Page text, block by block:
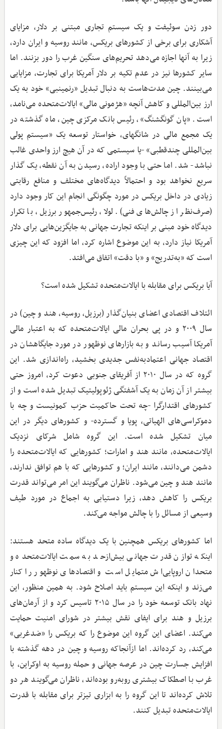
دور زدن سوئیفت و یک سیستم تجاری مبتنی بر دلار، مزایای
آشکاری برای برخی از کشورهای بریکس، مانند روسیه و ایران دارد،
زیرا به آنها اجازه می‌دهد تحریم‌های سنگین غرب را دور بزنند. اما
سایر کشورها نیز در عدم تکیه بر دلار آمریکا برای تجارت، مزایایی
می‌بینند. چین مدت‌هاست به دنبال تبدیل «رنمینبی» خود به یک
ارز بین‌المللی و کاهش آنچه «هژمونی مالی» ایالات‌متحده می‌نامد،
است. «پان گونگشنگ»، رئیس بانک مرکزی چین، ماه گذشته در
یک مجمع مالی در شانگهای، خواستار توسعه یک «سیستم پولی
بین‌المللی چندقطبی» -یا سیستمی که در آن هیچ ارز واحدی غالب
نباشد- شد. اما حتی با وجود اراده، رسیدن به آن نقطه، یک گذار
سریع نخواهد بود و احتمالاً دیدگاه‌های مختلف و منافع رقابتی
زیادی در داخل بریکس در مورد چگونگی انجام این کار وجود دارد
(صرف‌نظر از چالش‌های فنی). لولا، رئیس‌جمهور برزیل، با تکرار
دیدگاه خود مبنی بر اینکه تجارت جهانی به جایگزین‌هایی برای دلار
آمریکا نیاز دارد، به این موضوع اشاره کرد، اما افزود که این چیزی
است که «به‌تدریج» و «با دقت» اتفاق می‌افتد.
آیا بریکس برای مقابله با ایالات‌متحده تشکیل شده است؟
ائتلاف اقتصادی اعضای بنیان‌گذار (برزیل، روسیه، هند و چین) در
سال ۲۰۰۹ و در پی بحران مالی ایالات‌متحده که به اعتبار مالی
آمریکا آسیب رساند و به بازارهای نوظهور در مورد جایگاهشان در
اقتصاد جهانی اعتمادبه‌نفس جدیدی بخشید، راه‌اندازی شد. این
گروه که در سال ۲۰۱۰ از آفریقای جنوبی دعوت کرد، امروز حتی
بیشتر از آن زمان به یک آشفتگی ژئوپولیتیک تبدیل شده است و از
کشورهای اقتدارگرا -چه تحت حاکمیت حزب کمونیست و چه با
دموکراسی‌های الهیاتی، پویا و گسترده- و کشورهای دیگر در این
میان تشکیل شده است. این گروه شامل شرکای نزدیک
ایالات‌متحده، مانند هند و امارات؛ کشورهایی که ایالات‌متحده را
دشمن می‌دانند، مانند ایران؛ و کشورهایی که با هم توافق ندارند،
مانند هند و چین می‌شود. ناظران می‌گویند این امر می‌تواند قدرت
بریکس را کاهش دهد، زیرا دستیابی به اجماع در مورد طیف
وسیعی از مسائل را با چالش مواجه می‌کند.
اما کشورهای بریکس همچنین با یک دیدگاه ساده متحد هستند:
اینکه توازن قدرت جهانی بیش‌ازحد به سمت ایالات‌متحده و
متحدان اروپایی‌اش متمایل است و اقتصادهای نوظهور را کنار
می‌زند و اینکه این سیستم باید اصلاح شود. به همین منظور، این
نهاد بانک توسعه خود را در سال ۲۰۱۵ تاسیس کرد و از آرمان‌های
برزیل و هند برای ایفای نقش بیشتر در شورای امنیت حمایت
می‌کند. اعضای این گروه این موضوع را که بریکس را «ضدغربی»
می‌کند، رد کرده‌اند. اما ازآنجا‌که روسیه و چین در دهه گذشته با
افزایش جسارت چین در عرصه جهانی و حمله روسیه به اوکراین، با
غرب با اصطکاک بیشتری روبه‌رو بوده‌اند، ناظران می‌گویند هر دو
تلاش کرده‌اند تا این گروه را به ابزاری تیزتر برای مقابله با قدرت
ایالات‌متحده تبدیل کنند.